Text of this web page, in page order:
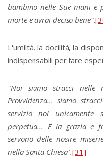
bambino nelle Sue mani e
morte e avrai deciso bene".
L'umiltà, la docilità, la
indispensabili per fare
"Noi siamo stracci nelle
Provvidenza... siamo
servizio noi unicamente
perpetua... E la grazia e
servono delle nostre
nella Santa Chiesa".[31]